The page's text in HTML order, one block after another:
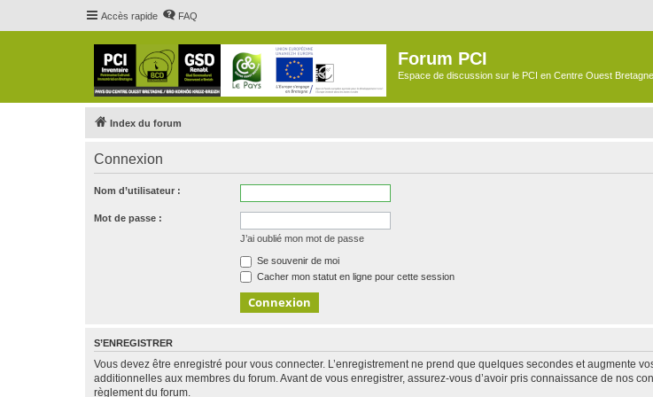
Accès rapide FAQ
Forum PCI
Espace de discussion sur le PCI en Centre Ouest Bretagne
Index du forum
Connexion
Nom d’utilisateur :
Mot de passe :
J’ai oublié mon mot de passe
Se souvenir de moi
Cacher mon statut en ligne pour cette session
S’ENREGISTRER
Vous devez être enregistré pour vous connecter. L’enregistrement ne prend que quelques secondes et augmente
additionnelles aux membres du forum. Avant de vous enregistrer, assurez-vous d’avoir pris connaissance de nos
règlement du forum.